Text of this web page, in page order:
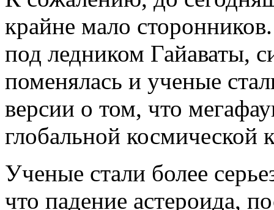
крайне мало
под ледником Гайаваты,
поменялась и ученые
версии о том, что
глобальной космической
Ученые стали более
что падение астероида,